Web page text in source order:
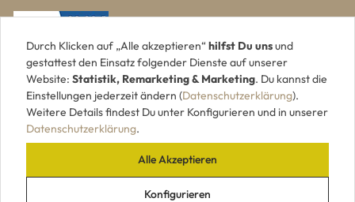
UNSERE ZAHLUNGSARTEN
Durch Klicken auf „Alle akzeptieren“ hilfst Du unsund
gestattest den Einsatz folgender Dienste auf unserer
Website: Statistik, Remarketing & Marketing. Du kannst die
Einstellungen jederzeit ändern (Datenschutzerklärung).
Weitere Details findest Du unter Konfigurieren und in unserer
Datenschutzerklärung.
Konfigurieren
Alle Akzeptieren